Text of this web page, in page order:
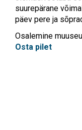
suurepärane
päev pere ja
Osalemine
Osta pilet